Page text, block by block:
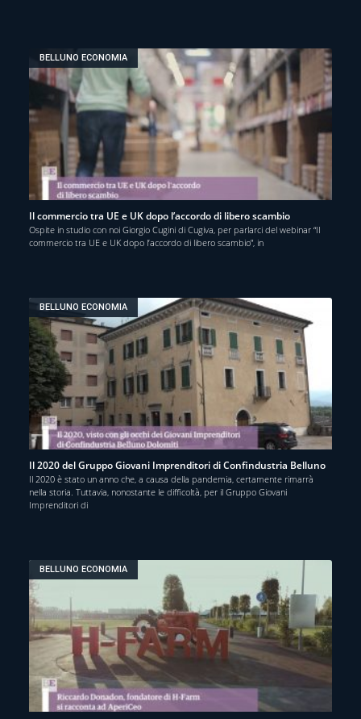
BELLUNO ECONOMIA
Il commercio tra UE e UK dopo l’accordo di libero scambio
Ospite in studio con noi Giorgio Cugini di Cugiva, per parlarci del webinar “Il
commercio tra UE e UK dopo l’accordo di libero scambio”, in
BELLUNO ECONOMIA
Il 2020 del Gruppo Giovani Imprenditori di Confindustria Belluno
Il 2020 è stato un anno che, a causa della pandemia, certamente rimarrà
nella storia. Tuttavia, nonostante le difficoltà, per il Gruppo Giovani
Imprenditori di
BELLUNO ECONOMIA